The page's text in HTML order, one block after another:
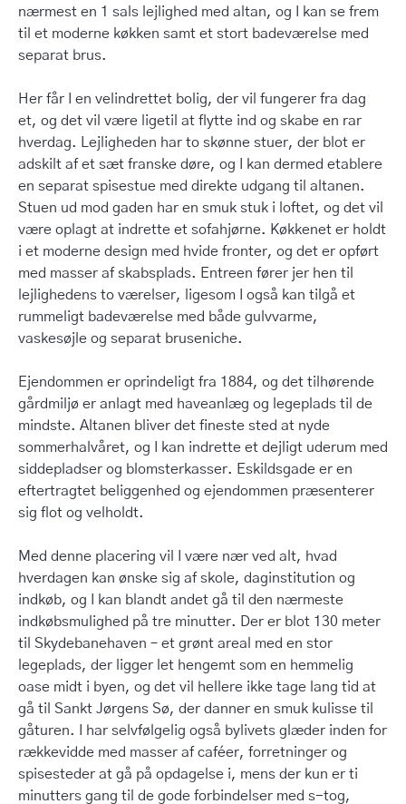
nærmest en 1 sals lejlighed med altan, og I kan se frem
til et moderne køkken samt et stort badeværelse med
separat brus.
Her får I en velindrettet bolig, der vil fungerer fra dag
et, og det vil være ligetil at flytte ind og skabe en rar
hverdag. Lejligheden har to skønne stuer, der blot er
adskilt af et sæt franske døre, og I kan dermed etablere
en separat spisestue med direkte udgang til altanen.
Stuen ud mod gaden har en smuk stuk i loftet, og det vil
være oplagt at indrette et sofahjørne. Køkkenet er holdt
i et moderne design med hvide fronter, og det er opført
med masser af skabsplads. Entreen fører jer hen til
lejlighedens to værelser, ligesom I også kan tilgå et
rummeligt badeværelse med både gulvvarme,
vaskesøjle og separat bruseniche.
Ejendommen er oprindeligt fra 1884, og det tilhørende
gårdmiljø er anlagt med haveanlæg og legeplads til de
mindste. Altanen bliver det fineste sted at nyde
sommerhalvåret, og I kan indrette et dejligt uderum med
siddepladser og blomsterkasser. Eskildsgade er en
eftertragtet beliggenhed og ejendommen præsenterer
sig flot og velholdt.
Med denne placering vil I være nær ved alt, hvad
hverdagen kan ønske sig af skole, daginstitution og
indkøb, og I kan blandt andet gå til den nærmeste
indkøbsmulighed på tre minutter. Der er blot 130 meter
til Skydebanehaven – et grønt areal med en stor
legeplads, der ligger let hengemt som en hemmelig
oase midt i byen, og det vil hellere ikke tage lang tid at
gå til Sankt Jørgens Sø, der danner en smuk kulisse til
gåturen. I har selvfølgelig også bylivets glæder inden for
rækkevidde med masser af caféer, forretninger og
spisesteder at gå på opdagelse i, mens der kun er ti
minutters gang til de gode forbindelser med s-tog,